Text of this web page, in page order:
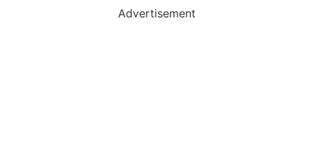
Advertisement